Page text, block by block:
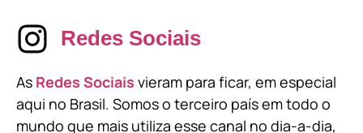
Redes Sociais
As Redes Sociais vieram para ficar, em especial
aqui no Brasil. Somos o terceiro país em todo o
mundo que mais utiliza esse canal no dia-a-dia,